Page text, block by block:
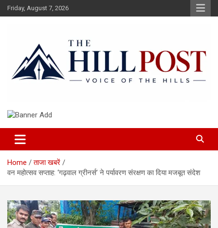
Skip
to
Friday, August 7, 2026
The Hillpost
Home
ताजा खबरें
वन महोत्सव सप्ताह: ‘गढ़वाल ग्रीनर्स’ ने पर्यावरण संरक्षण का दिया मजबूत संदेश